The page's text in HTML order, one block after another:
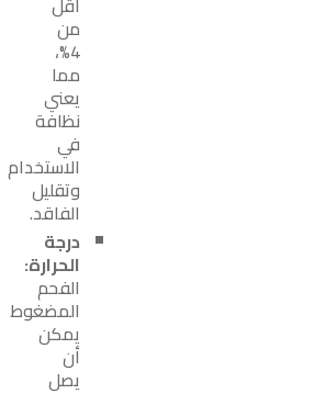
من
4%،
مما
يعني
نظافة
في
الاستخدام
وتقليل
الفاقد.
درجة
الحرارة:
الفحم
المضغوط
يمكن
أن
يصل